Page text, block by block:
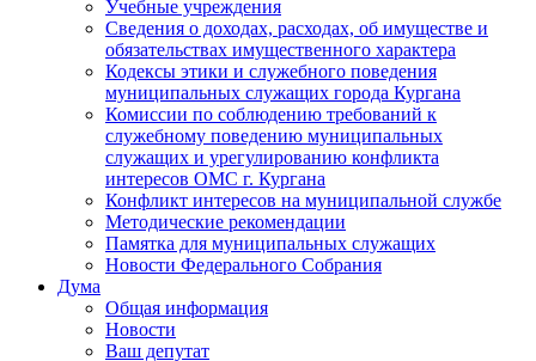
Учебные учреждения
Сведения о доходах, расходах, об имуществе и
обязательствах имущественного характера
Кодексы этики и служебного поведения
муниципальных служащих города Кургана
Комиссии по соблюдению требований к
служебному поведению муниципальных
служащих и урегулированию конфликта
интересов ОМС г. Кургана
Конфликт интересов на муниципальной службе
Методические рекомендации
Памятка для муниципальных служащих
Новости Федерального Cобрания
Дума
Общая информация
Новости
Ваш депутат